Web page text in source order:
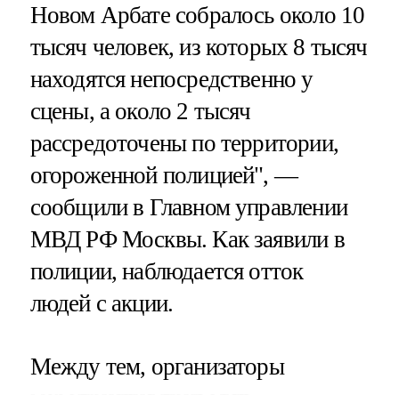
Новом Арбате собралось около 10
тысяч человек, из которых 8 тысяч
находятся непосредственно у
сцены, а около 2 тысяч
рассредоточены по территории,
огороженной полицией", —
сообщили в Главном управлении
МВД РФ Москвы. Как заявили в
полиции, наблюдается отток
людей с акции.
Между тем, организаторы